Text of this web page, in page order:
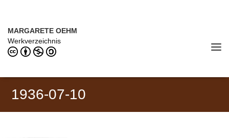
MARGARETE OEHM
Werkverzeichnis
1936-07-10